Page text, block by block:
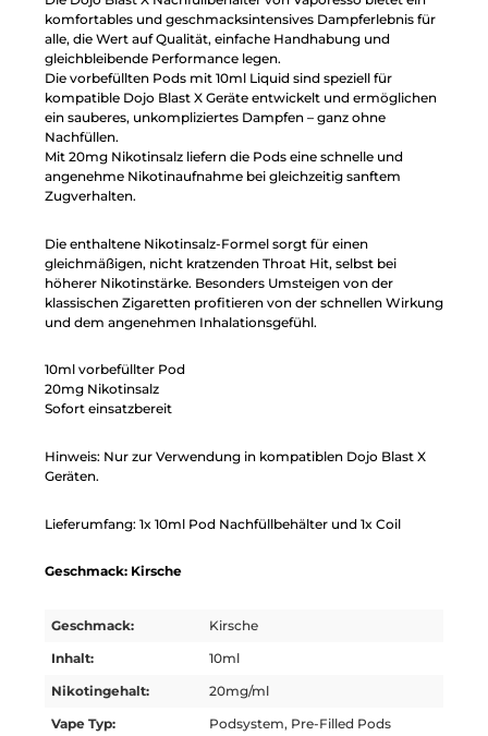
komfortables und geschmacksintensives Dampferlebnis für
alle, die Wert auf Qualität, einfache Handhabung und
gleichbleibende Performance legen.
Die vorbefüllten Pods mit 10ml Liquid sind speziell für
kompatible Dojo Blast X Geräte entwickelt und ermöglichen
ein sauberes, unkompliziertes Dampfen – ganz ohne
Nachfüllen.
Mit 20mg Nikotinsalz liefern die Pods eine schnelle und
angenehme Nikotinaufnahme bei gleichzeitig sanftem
Zugverhalten.
Die enthaltene Nikotinsalz-Formel sorgt für einen
gleichmäßigen, nicht kratzenden Throat Hit, selbst bei
höherer Nikotinstärke. Besonders Umsteigen von der
klassischen Zigaretten profitieren von der schnellen Wirkung
und dem angenehmen Inhalationsgefühl.
10ml vorbefüllter Pod
20mg Nikotinsalz
Sofort einsatzbereit
Hinweis: Nur zur Verwendung in kompatiblen Dojo Blast X
Geräten.
Lieferumfang: 1x 10ml Pod Nachfüllbehälter und 1x Coil
Geschmack: Kirsche
Geschmack:
Kirsche
Inhalt:
10ml
Nikotingehalt:
20mg/ml
Vape Typ:
Podsystem, Pre-Filled Pods